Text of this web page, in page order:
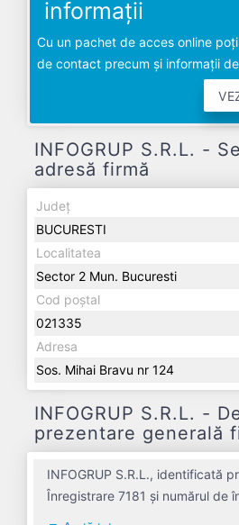
informații
Cu un pachet de acces online
de contact precum și informații
INFOGRUP S.R.L. -
adresă firmă
Județ
BUCURESTI
Localitatea
Sector 2 Mun. Bucuresti
Cod poștal
021335
Adresa
Sos. Mihai Bravu nr 124
INFOGRUP S.R.L. -
prezentare generală
INFOGRUP S.R.L., identificată
Înregistrare 7181 și numărul de